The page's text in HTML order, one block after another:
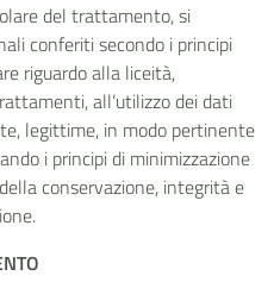
del trattamento, si
conferiti secondo i principi
riguardo alla liceità,
all’utilizzo dei dati
legittime, in modo pertinente
i principi di minimizzazione
conservazione, integrità e